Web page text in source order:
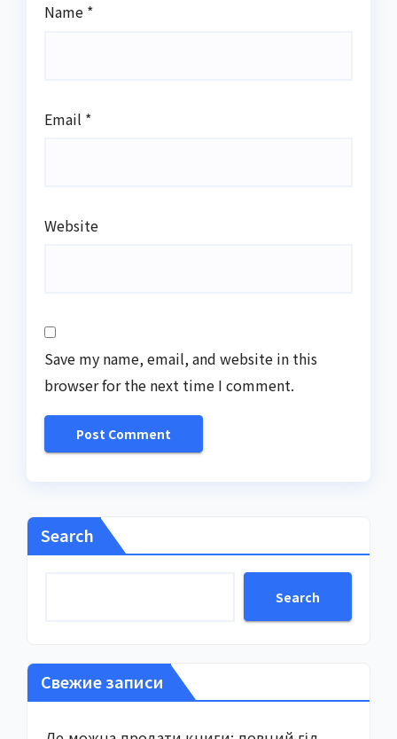
Name *
Email *
Website
Save my name, email, and website in this
browser for the next time I comment.
Search
Search
Свежие записи